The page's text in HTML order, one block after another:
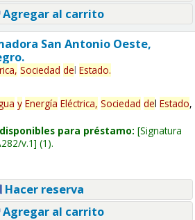
Agregar al carrito
San Antonio Oeste,
Sociedad del Estado.
y Energía Eléctrica, Sociedad del Estado,
para préstamo: Signatura
v.1 (1).
Hacer reserva
Agregar al carrito